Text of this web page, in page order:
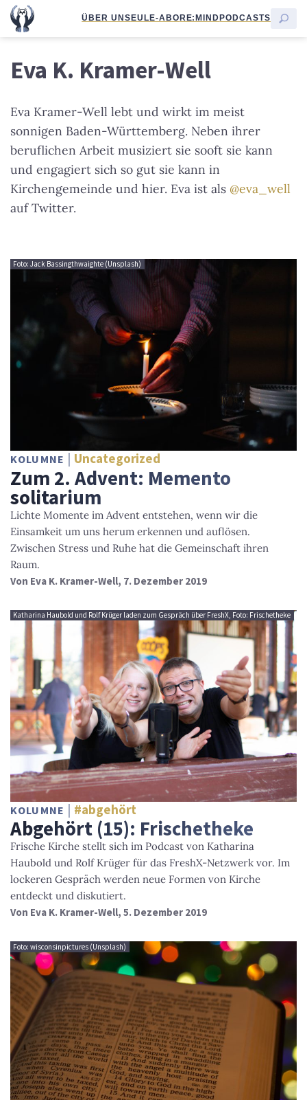
ÜBER UNSEULE-ABORE:MINDPODCASTS
Eva K. Kramer-Well
Eva Kramer-Well lebt und wirkt im meist
sonnigen Baden-Württemberg. Neben ihrer
beruflichen Arbeit musiziert sie sooft sie kann
und engagiert sich so gut sie kann in
Kirchengemeinde und hier. Eva ist als @eva_well
auf Twitter.
Foto: Jack Bassingthwaighte (Unsplash)
KOLUMNE Uncategorized
Zum 2. Advent: Memento
solitarium
Lichte Momente im Advent entstehen, wenn wir die
Einsamkeit um uns herum erkennen und auflösen.
Zwischen Stress und Ruhe hat die Gemeinschaft ihren
Raum.
Von Eva K. Kramer-Well, 7. Dezember 2019
Katharina Haubold und Rolf Krüger laden zum Gespräch über FreshX, Foto: Frischetheke
KOLUMNE #abgehört
Abgehört (15): Frischetheke
Frische Kirche stellt sich im Podcast von Katharina
Haubold und Rolf Krüger für das FreshX-Netzwerk vor. Im
lockeren Gespräch werden neue Formen von Kirche
entdeckt und diskutiert.
Von Eva K. Kramer-Well, 5. Dezember 2019
Foto: wisconsinpictures (Unsplash)